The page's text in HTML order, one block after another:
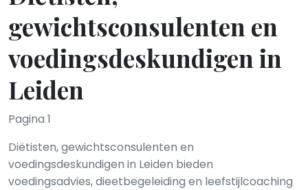
gewichtsconsulenten en
voedingsdeskundigen in
Leiden
Pagina 1
Diëtisten, gewichtsconsulenten en
voedingsdeskundigen in Leiden bieden
voedingsadvies, dieetbegeleiding en leefstijlcoaching